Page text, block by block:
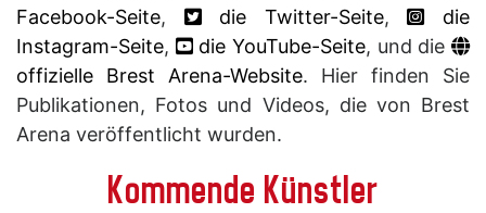
Facebook-Seite, die Twitter-Seite,
die
Instagram-Seite, die YouTube-Seite, und die
offizielle Brest Arena-Website. Hier finden Sie
Publikationen, Fotos und Videos, die von Brest
Arena veröffentlicht wurden.
Kommende Künstler